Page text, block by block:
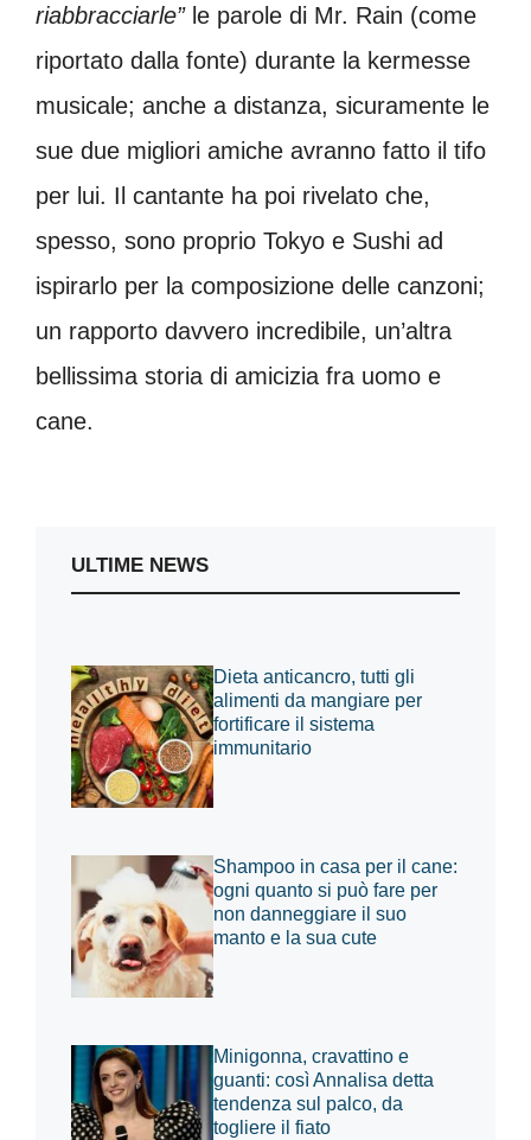
riabbracciarle”le parole di Mr. Rain (come
riportato dalla fonte) durante la kermesse
musicale; anche a distanza, sicuramente le
sue due migliori amiche avranno fatto il tifo
per lui. Il cantante ha poi rivelato che,
spesso, sono proprio Tokyo e Sushi ad
ispirarlo per la composizione delle canzoni;
un rapporto davvero incredibile, un’altra
bellissima storia di amicizia fra uomo e
cane.
ULTIME NEWS
Dieta anticancro, tutti gli
alimenti da mangiare per
fortificare il sistema
immunitario
Shampoo in casa per il cane:
ogni quanto si può fare per
non danneggiare il suo
manto e la sua cute
Minigonna, cravattino e
guanti: così Annalisa detta
tendenza sul palco, da
togliere il fiato